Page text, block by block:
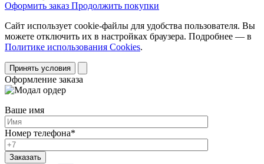
Оформить заказ Продолжить покупки
Сайт использует cookie-файлы для удобства пользователя. Вы
можете отключить их в настройках браузера. Подробнее — в
Политике использования Cookies.
Принять условия
Оформление заказа
Ваше имя
Номер телефона*